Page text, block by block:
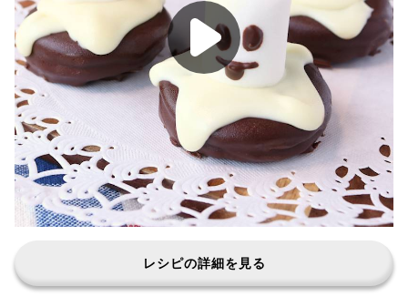
レシピの詳細を見る